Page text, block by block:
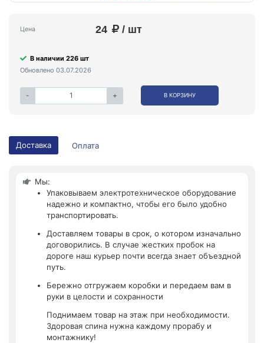
Цена 24 / шт
В наличии 226 шт
Обновлено 03.07.2026
- + В КОРЗИНУ
Доставка Оплата
Мы:
Упаковываем электротехническое оборудование
надежно и компактно, чтобы его было удобно
транспортировать.
Доставляем товары в срок, о котором изначально
договорились. В случае жестких пробок на
дороге наш курьер почти всегда знает объездной
путь.
Бережно отгружаем коробки и передаем вам в
руки в целости и сохранности
Поднимаем товар на этаж при необходимости.
Здоровая спина нужна каждому прорабу и
монтажнику!